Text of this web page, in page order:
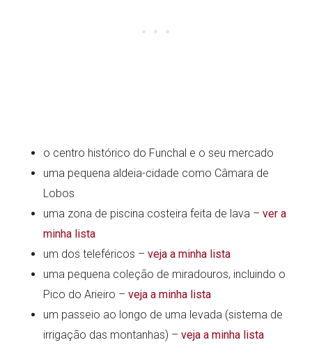
o centro histórico do Funchal e o seu mercado
uma pequena aldeia-cidade como Câmara de
Lobos
uma zona de piscina costeira feita de lava –ver a
minha lista
um dos teleféricos –veja a minha lista
uma pequena coleção de miradouros, incluindo o
Pico do Arieiro –veja a minha lista
um passeio ao longo de uma levada (sistema de
irrigação das montanhas) –veja a minha lista